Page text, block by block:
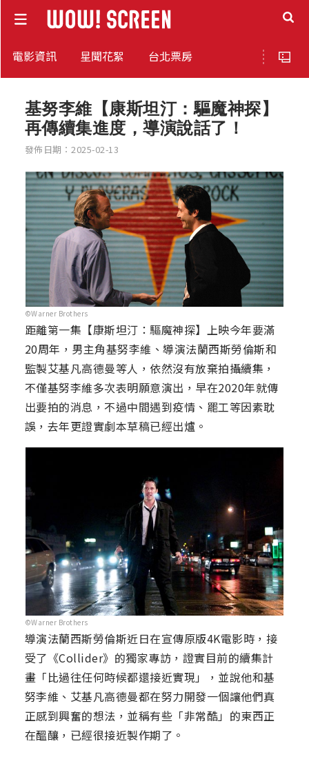
電影資訊 星聞花絮 台北票房
基努李維【康斯坦汀：驅魔神探】
再傳續集進度，導演說話了！
發佈日期：2025-02-13
©Warner Brothers
距離第一集【康斯坦汀：驅魔神探】上映今年要滿
20周年，男主角基努李維、導演法蘭西斯勞倫斯和
監製艾基凡高德曼等人，依然沒有放棄拍攝續集，
不僅基努李維多次表明願意演出，早在2020年就傳
出要拍的消息，不過中間遇到疫情、罷工等因素耽
誤，去年更證實劇本草稿已經出爐。
©Warner Brothers
導演法蘭西斯勞倫斯近日在宣傳原版4K電影時，接
受了《Collider》的獨家專訪，證實目前的續集計
畫「比過往任何時候都還接近實現」，並說他和基
努李維、艾基凡高德曼都在努力開發一個讓他們真
正感到興奮的想法，並稱有些「非常酷」的東西正
在醞釀，已經很接近製作期了。